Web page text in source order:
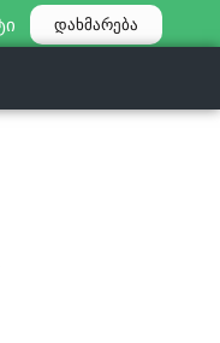
დახმარება